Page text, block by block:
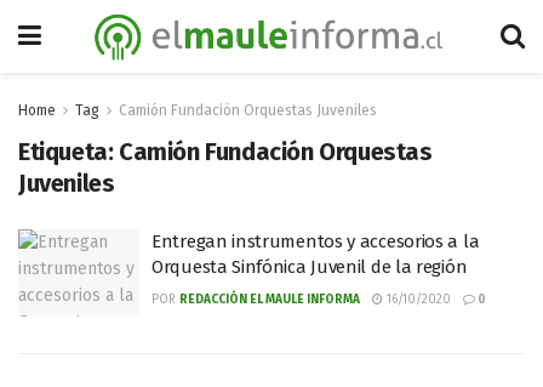
Home Tag Camión Fundación Orquestas Juveniles
Etiqueta: Camión Fundación Orquestas
Juveniles
Entregan instrumentos y accesorios a la
Orquesta Sinfónica Juvenil de la región
POR REDACCIÓN EL MAULE INFORMA 16/10/2020 0